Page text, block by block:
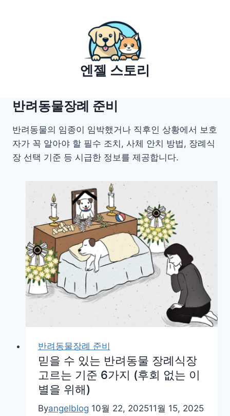
엔젤 스토리
반려동물장례 준비
반려동물의 임종이 임박했거나 직후인 상황에서 보호
자가 꼭 알아야 할 필수 조치, 사체 안치 방법, 장례식
장 선택 기준 등 시급한 정보를 제공합니다.
반려동물장례 준비
믿을 수 있는 반려동물 장례식장
고르는 기준 6가지 (후회 없는 이
별을 위해)
Byangelblog 10월 22, 202511월 15, 2025